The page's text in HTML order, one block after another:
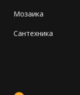
Мозаика
Сантехника